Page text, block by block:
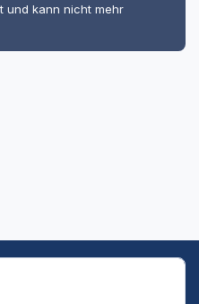
und kann nicht mehr